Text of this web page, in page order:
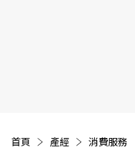
首頁 產經 消費服務